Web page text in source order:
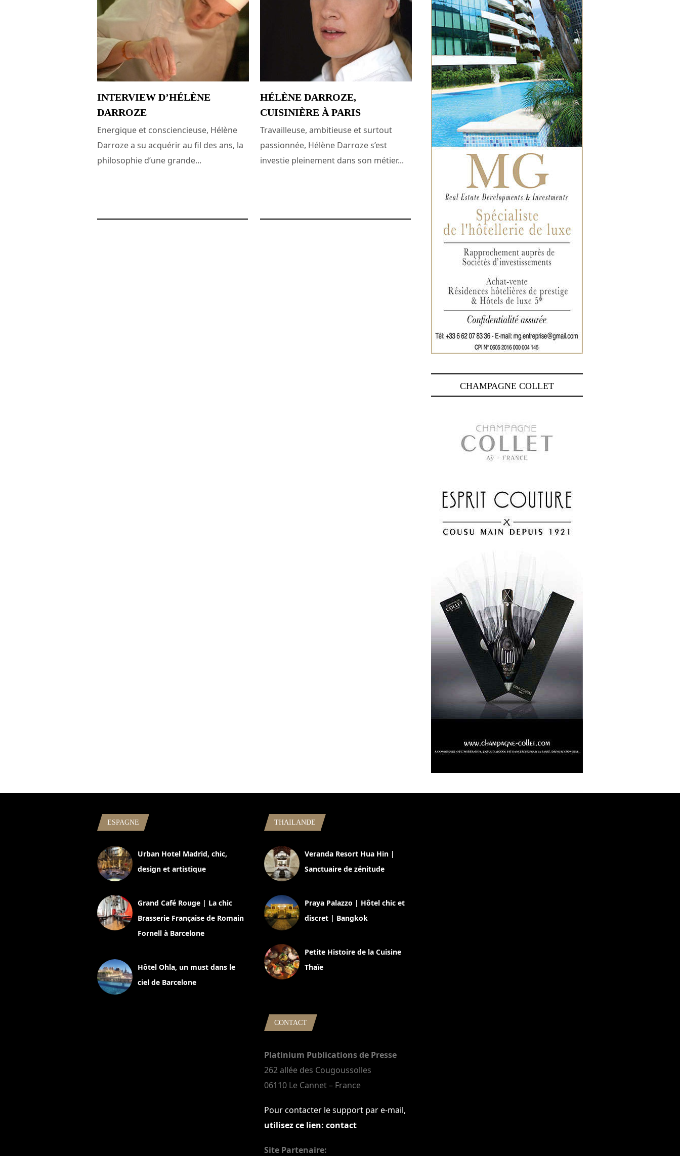
INTERVIEW D’HÉLÈNE
DARROZE
Energique et consciencieuse, Hélène
Darroze a su acquérir au fil des ans, la
philosophie d’une grande...
HÉLÈNE DARROZE,
CUISINIÈRE À PARIS
Travailleuse, ambitieuse et surtout
passionnée, Hélène Darroze s’est
investie pleinement dans son métier...
CHAMPAGNE COLLET
ESPAGNE
Urban Hotel Madrid, chic,
design et artistique
Grand Café Rouge | La chic
Brasserie Française de Romain
Fornell à Barcelone
Hôtel Ohla, un must dans le
ciel de Barcelone
THAILANDE
Veranda Resort Hua Hin |
Sanctuaire de zénitude
Praya Palazzo | Hôtel chic et
discret | Bangkok
Petite Histoire de la Cuisine
Thaïe
CONTACT
Platinium Publications de Presse
262 allée des Cougoussolles
06110 Le Cannet – France
Pour contacter le support par e-mail,
utilisez ce lien: contact
Site Partenaire: